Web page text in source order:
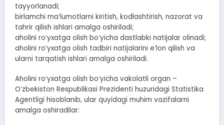
tayyorlanadi;
birlamchi maʻlumotlarni kiritish, kodlashtirish, nazorat va
tahrir qilish ishlari amalga oshiriladi;
aholini roʻyxatga olish boʻyicha dastlabki natijalar olinadi;
aholini roʻyxatga olish tadbiri natijalarini eʻlon qilish va
ularni tarqatish ishlari amalga oshiriladi.
Aholini roʻyxatga olish boʻyicha vakolatli organ –
Oʻzbekiston Respublikasi Prezidenti huzuridagi Statistika
Agentligi hisoblanib, ular quyidagi muhim vazifalarni
amalga oshiradilar: